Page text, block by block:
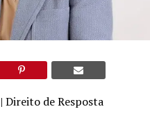
Direito de Resposta